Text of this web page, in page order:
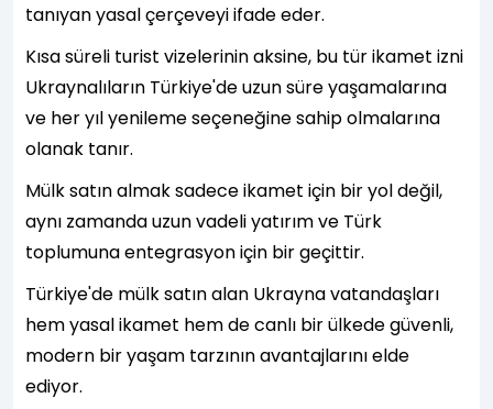
tanıyan yasal çerçeveyi ifade eder.
Kısa süreli turist vizelerinin aksine, bu tür ikamet izni
Ukraynalıların Türkiye'de uzun süre yaşamalarına
ve her yıl yenileme seçeneğine sahip olmalarına
olanak tanır.
Mülk satın almak sadece ikamet için bir yol değil,
aynı zamanda uzun vadeli yatırım ve Türk
toplumuna entegrasyon için bir geçittir.
Türkiye'de mülk satın alan Ukrayna vatandaşları
hem yasal ikamet hem de canlı bir ülkede güvenli,
modern bir yaşam tarzının avantajlarını elde
ediyor.